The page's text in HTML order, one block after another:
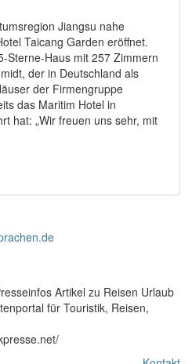
Jiangsu nahe
Taicang Garden eröffnet.
Sterne-Haus mit 257 Zimmern
der in Deutschland als
der Firmengruppe
das Maritim Hotel in
hat: „Wir freuen uns sehr, mit
Artikel zu Reisen Urlaub
für Touristik, Reisen,